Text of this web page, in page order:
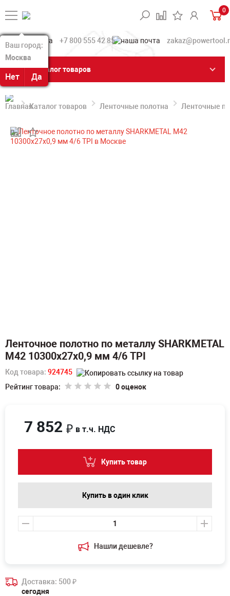
Ваш город:
Москва
Нет Да
Ваш город:
Москва
Нет Да
0
+7 800 555 42 85
Каталог товаров
Каталог товаров Ленточные полотна Ленточные
Ленточное полотно по металлу SHARKMETAL
M42 10300х27х0,9 мм 4/6 TPI
Код товара: 924745
Рейтинг товара:
0 оценок
Нашли дешевле?
7 852 ₽ в т.ч. НДС
Купить товар
Купить в один клик
Доставка: 500₽
сегодня